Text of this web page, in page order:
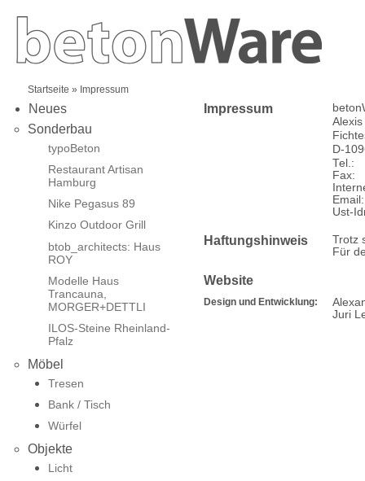
Startseite » Impressum
Neues
Sonderbau
typoBeton
Restaurant Artisan
Hamburg
Nike Pegasus 89
Kinzo Outdoor Grill
btob_architects: Haus
ROY
Modelle Haus
Trancauna,
MORGER+DETTLI
ILOS-Steine Rheinland-
Pfalz
Möbel
Tresen
Bank / Tisch
Würfel
Objekte
Licht
Impressum
D-
Tel.:
Fax:
Email:
Ust-
Haftungshinweis
Trotz
Für
Website
Design und Entwicklung:
Juri